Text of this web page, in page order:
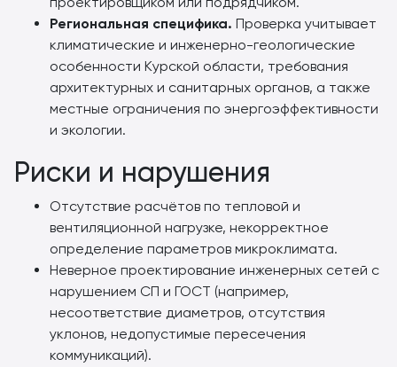
Региональная специфика. Проверка учитывает
климатические и инженерно-геологические
особенности Курской области, требования
архитектурных и санитарных органов, а также
местные ограничения по энергоэффективности
и экологии.
Риски и нарушения
Отсутствие расчётов по тепловой и
вентиляционной нагрузке, некорректное
определение параметров микроклимата.
Неверное проектирование инженерных сетей с
нарушением СП и ГОСТ (например,
несоответствие диаметров, отсутствия
уклонов, недопустимые пересечения
коммуникаций).